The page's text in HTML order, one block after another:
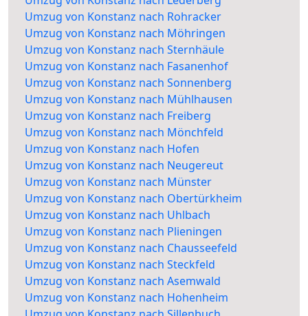
Umzug von Konstanz nach Rohracker
Umzug von Konstanz nach Möhringen
Umzug von Konstanz nach Sternhäule
Umzug von Konstanz nach Fasanenhof
Umzug von Konstanz nach Sonnenberg
Umzug von Konstanz nach Mühlhausen
Umzug von Konstanz nach Freiberg
Umzug von Konstanz nach Mönchfeld
Umzug von Konstanz nach Hofen
Umzug von Konstanz nach Neugereut
Umzug von Konstanz nach Münster
Umzug von Konstanz nach Obertürkheim
Umzug von Konstanz nach Uhlbach
Umzug von Konstanz nach Plieningen
Umzug von Konstanz nach Chausseefeld
Umzug von Konstanz nach Steckfeld
Umzug von Konstanz nach Asemwald
Umzug von Konstanz nach Hohenheim